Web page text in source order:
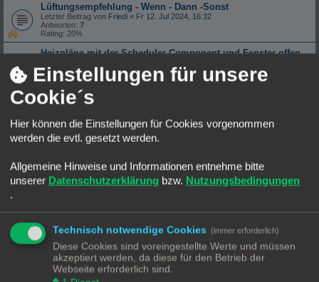
Lüftungsempfehlung - Wenn - Dann -Sonst
Letzter Beitrag von Friedi « Fr 12. Jul 2024, 16:32
Antworten: 7
Rating: 20%
Heizpläne mit der Scheduler Component und Fenster offen
Letzter Beitrag vonstreetjumper16«
Mo 6. Mai 2024, 19:46
Antworten:33
Rating: 73.33%
7 Uhr
Letzter Beitrag vonfisch«Do 4. Apr 2024, 07:14
Antworten: 22
Rating: 66.67%
Wiederholungen- Aktion solange ausführen bis gewünschter
Zustand erreicht ist
Letzter Beitrag vonOsorkon«Mi 13. Mär 2024, 23:54
Neuer Router / neue SSID
Letzter Beitrag vonOsorkon«Fr 17. Nov 2023, 16:21
Antworten:
2
IKEA STYRBAR - deCONZ - Lichter getrennt Schalten und
Dimmen
Letzter Beitrag von
Einstellungen für unsere
Cookie´s
Hier können die Einstellungen für Cookies vorgenommen
werden die evtl. gesetzt werden.
Allgemeine Hinweise und Informationen entnehme bitte
unserer Datenschutzerklärung bzw. Nutzungsbedingungen
.
Technisch notwendige Cookies (immer erforderlich)
Diese Cookies sind voreingestellte Werte und müssen
akzeptiert werden, da diese für den Betrieb der
Webseite erforderlich sind.